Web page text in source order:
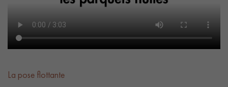
La pose flottante